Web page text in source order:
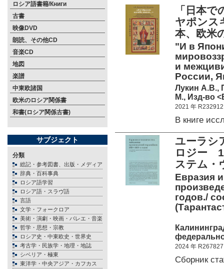
ロシア語書籍/Книги
古書
映像DVD
朗読、その他CD
音楽CD
地図
楽譜
中東欧諸国
欧米のロシア関係書
和書(ロシア関係古書)
サブジェクト
分類
総記・参考図書、出版・メディア
辞典・百科事典
ロシア語学習
ロシア語・スラヴ語
言語
文学・フォークロア
美術・演劇・映画・バレエ・音楽
哲学・思想・宗教
ロシア史・中東欧史・世界史
考古学・民族学・地理・地誌
シベリア・極東
東洋学・中央アジア・カフカス
「日本
ヤポンス
本、欧米
"И в
и
России,
Лукин А.В.,
М., Изд-во
2021 年 R232912
В книге
ユーラシ
ロジー
ステム・
Евразия
годов./
2024 年 R267827
Сборник